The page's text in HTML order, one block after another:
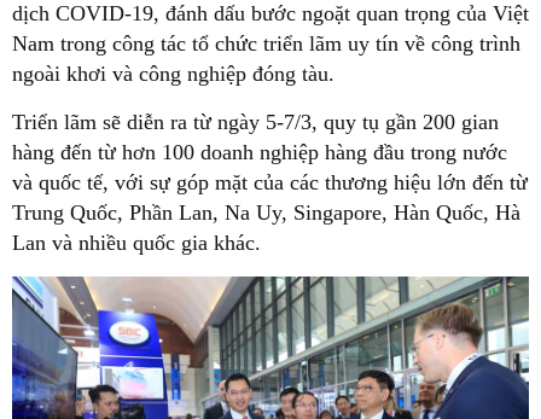
dịch COVID-19, đánh dấu bước ngoặt quan trọng của Việt
Nam trong công tác tổ chức triển lãm uy tín về công trình
ngoài khơi và công nghiệp đóng tàu.
Triển lãm sẽ diễn ra từ ngày 5-7/3, quy tụ gần 200 gian
hàng đến từ hơn 100 doanh nghiệp hàng đầu trong nước
và quốc tế, với sự góp mặt của các thương hiệu lớn đến từ
Trung Quốc, Phần Lan, Na Uy, Singapore, Hàn Quốc, Hà
Lan và nhiều quốc gia khác.